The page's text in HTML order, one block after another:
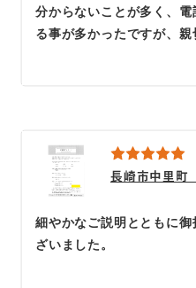
分からないことが多く、
る事が多かったですが、親
長崎市中里
細やかなご説明とともに
ざいました。